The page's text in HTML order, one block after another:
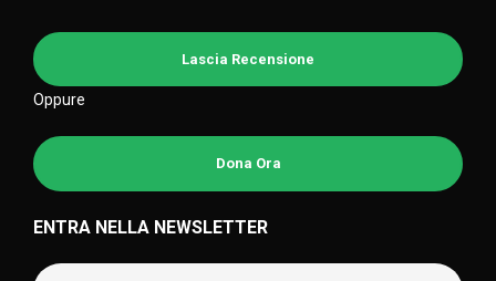
Lascia Recensione
Oppure
Dona Ora
ENTRA NELLA NEWSLETTER